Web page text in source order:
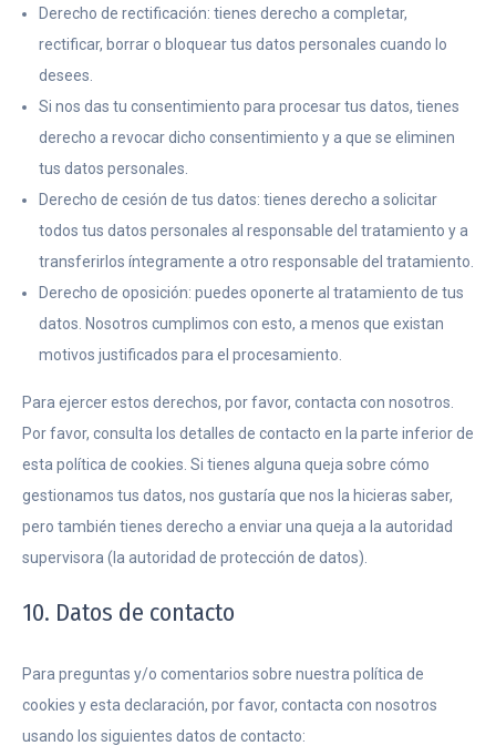
Derecho de rectificación: tienes derecho a completar,
rectificar, borrar o bloquear tus datos personales cuando lo
desees.
Si nos das tu consentimiento para procesar tus datos, tienes
derecho a revocar dicho consentimiento y a que se eliminen
tus datos personales.
Derecho de cesión de tus datos: tienes derecho a solicitar
todos tus datos personales al responsable del tratamiento y a
transferirlos íntegramente a otro responsable del tratamiento.
Derecho de oposición: puedes oponerte al tratamiento de tus
datos. Nosotros cumplimos con esto, a menos que existan
motivos justificados para el procesamiento.
Para ejercer estos derechos, por favor, contacta con nosotros.
Por favor, consulta los detalles de contacto en la parte inferior de
esta política de cookies. Si tienes alguna queja sobre cómo
gestionamos tus datos, nos gustaría que nos la hicieras saber,
pero también tienes derecho a enviar una queja a la autoridad
supervisora (la autoridad de protección de datos).
10. Datos de contacto
Para preguntas y/o comentarios sobre nuestra política de
cookies y esta declaración, por favor, contacta con nosotros
usando los siguientes datos de contacto: